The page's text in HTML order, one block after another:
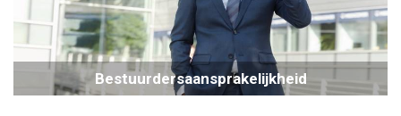
Bestuurdersaansprakelijkheid